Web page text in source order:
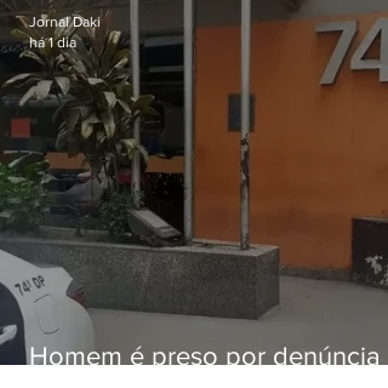
Homem é preso por denúncia
Jornal Daki
há 1 dia